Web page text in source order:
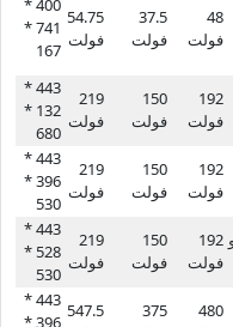
48
فولت
37.5
فولت
54.75
فولت
400 *
741 *
167
192
فولت
150
فولت
219
فولت
443 *
132 *
680
192
فولت
150
فولت
219
فولت
443 *
396 *
530
192
فولت
150
فولت
219
فولت
443 *
528 *
530
480
375
547.5
443 *
396 *